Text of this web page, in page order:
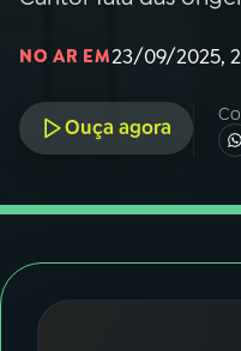
03PROGRAMAÇÃO
PROGRAMAS
NO AR EM23/09/2025,
Ouça agora